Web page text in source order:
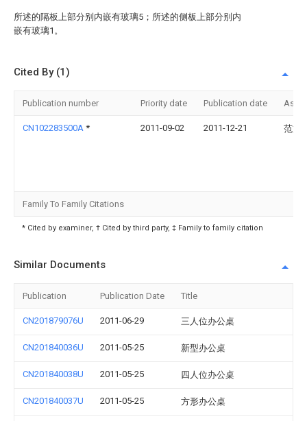
所述的隔板上部分别内嵌有玻璃5；所述的侧板上部分别内
嵌有玻璃1。
Cited By (1)
Publication number Priority date Publication date
CN102283500A * 2011-09-02 2011-12-21 范文
Family To Family Citations
* Cited by examiner, † Cited by third party, ‡ Family to family citation
Similar Documents
Publication Publication Date Title
CN201879076U 2011-06-29 三人位办公桌
CN201840036U 2011-05-25 新型办公桌
CN201840038U 2011-05-25 四人位办公桌
CN201840037U 2011-05-25 方形办公桌